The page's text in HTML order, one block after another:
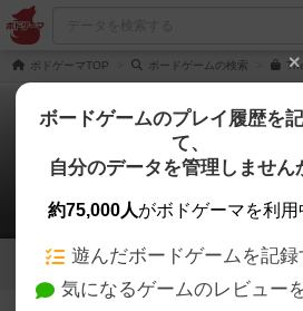
ボドゲーマTOP ボードゲームの検索
ザ・ラスト・ブ
0件の動画
4 5
ボードゲームのプレイ履歴を
て、
自分のデータを管理しません
約75,000人がボドゲーマを利用
遊んだボードゲームを記録
気になるゲームのレビュー